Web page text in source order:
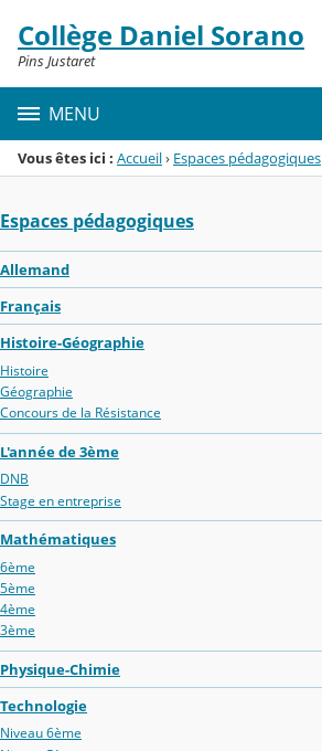
Menu de la rubrique
Contenu
Collège Daniel Sorano
Pins Justaret
MENU
Vous êtes ici : Accueil› Espaces pédagogiques
Espaces pédagogiques
Allemand
Français
Histoire-Géographie
Histoire
Géographie
Concours de la Résistance
L'année de 3ème
DNB
Stage en entreprise
Mathématiques
6ème
5ème
4ème
3ème
Physique-Chimie
Technologie
Niveau 6ème